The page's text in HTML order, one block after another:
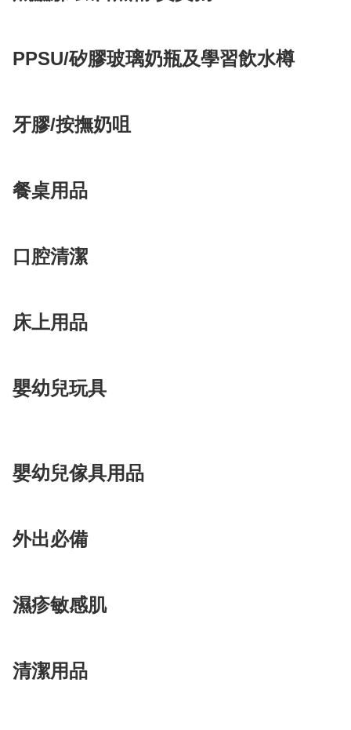
PPSU/矽膠玻璃奶瓶及學習飲水樽
牙膠/按撫奶咀
餐桌用品
口腔清潔
床上用品
嬰幼兒玩具
嬰幼兒傢具用品
外出必備
濕疹敏感肌
清潔用品